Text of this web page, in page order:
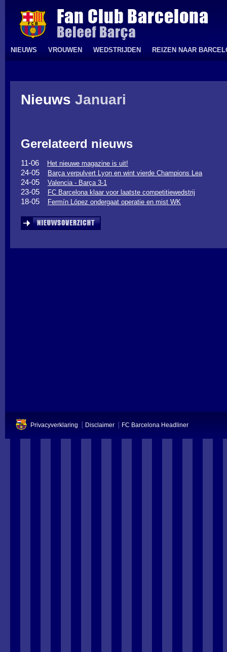
NIEUWS VROUWEN WEDSTRIJDEN REIZEN NAAR
Nieuws Januari
Gerelateerd nieuws
11-06 Het nieuwe magazine is uit!
24-05 Barça verpulvert Lyon en wint vierde Champions Lea
24-05 Valencia - Barça 3-1
23-05 FC Barcelona klaar voor laatste competitiewedstrij
18-05 Fermín López ondergaat operatie en mist WK
Privacyverklaring Disclaimer FC Barcelona Headliner